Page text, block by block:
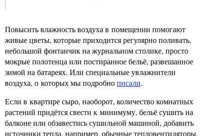
Повысить влажность воздуха в помещении помогают
живые цветы, которые приходится регулярно поливать,
небольшой фонтанчик на журнальном столике, просто
мокрые полотенца или постиранное бельё, развешанное
зимой на батареях. Или специальные увлажнители
воздуха, о которых мы подробнописали.
Если в квартире сыро, наоборот, количество комнатных
растений придётся свести к минимуму, бельё сушить на
балконе или обзавестись сушильной машиной, добавить
источники тепла, например, обычные тепловентиляторы.